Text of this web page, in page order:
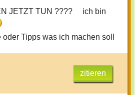
JETZT TUN ???? ich bin
Tipps was ich machen soll
zitieren